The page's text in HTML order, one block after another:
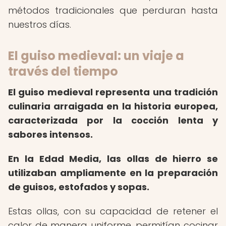
métodos tradicionales que perduran hasta
nuestros días.
El guiso medieval: un viaje a
través del tiempo
El guiso medieval representa una tradición
culinaria arraigada en la historia europea,
caracterizada por la cocción lenta y
sabores intensos.
En la Edad Media, las ollas de hierro se
utilizaban ampliamente en la preparación
de guisos, estofados y sopas.
Estas ollas, con su capacidad de retener el